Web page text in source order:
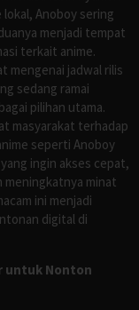
lokal, Anoboy sering
menjadi tempat
terkait anime.
mengenai jadwal rilis
sedang ramai
pilihan utama.
masyarakat terhadap
seperti Anoboy
ingin akses cepat,
meningkatnya minat
ini menjadi
digital di
untuk Nonton